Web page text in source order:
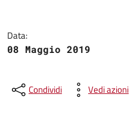
Data:
08 Maggio 2019
Condividi Vedi azioni